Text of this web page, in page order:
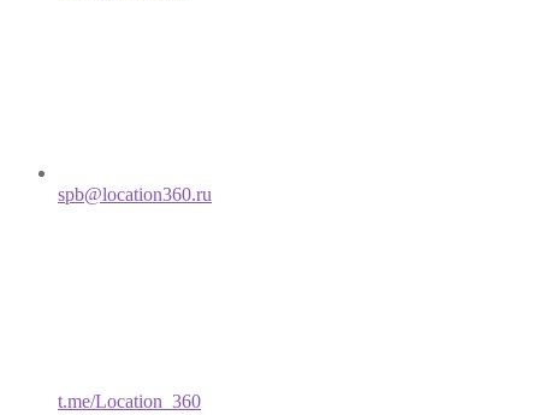
spb@location360.ru
t.me/Location_360